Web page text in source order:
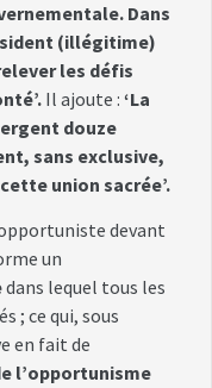
Dans
(illégitime)
les défis
Il ajoute : ‘La
douze
sans exclusive,
union sacrée’.
devant
un
dans lequel tous les
; ce qui, sous
en fait de
l’opportunisme